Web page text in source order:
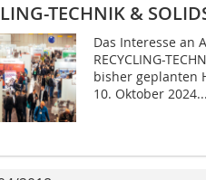
TECHNIK &
Das Interesse an
RECYCLING-
bisher geplanten
10. Oktober 2024...